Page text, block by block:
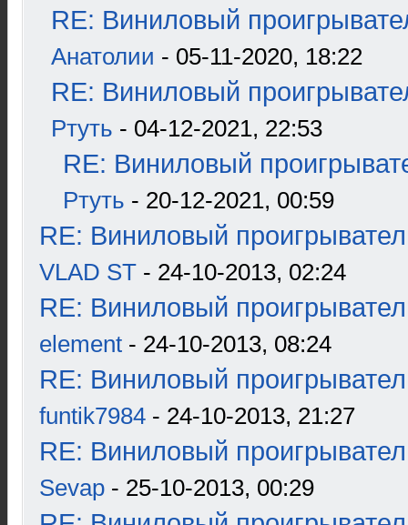
RE: Виниловый
Анатолии - 05-11-2020, 18:22
RE: Виниловый
Ртуть - 04-12-2021, 22:53
RE: Виниловый
Ртуть - 20-12-2021, 00:59
RE: Виниловый
VLAD ST - 24-10-2013, 02:24
RE: Виниловый
element - 24-10-2013, 08:24
RE: Виниловый
funtik7984 - 24-10-2013, 21:27
RE: Виниловый
Sevap - 25-10-2013, 00:29